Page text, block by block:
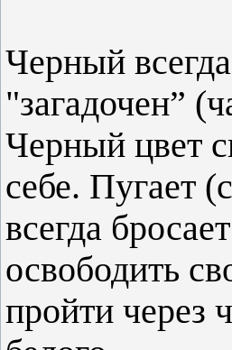
Черный
"загадочен”
Черный цвет
себе. Пугает
всегда
освободить
пройти через